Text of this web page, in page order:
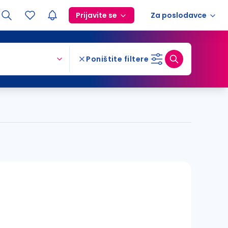
Prijavite se Za poslodavce
Poništite filtere